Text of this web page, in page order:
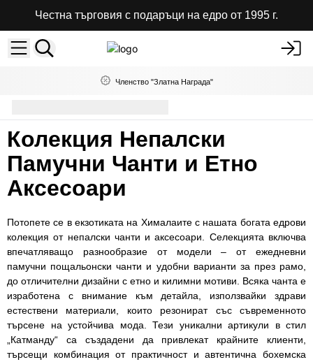
Честна търговия с подаръци на едро от 1995 г.
Членство "Златна Награда"
Колекция Непалски
Памучни Чанти и Етно
Аксесоари
Потопете се в екзотиката на Хималаите с нашата богата едрови
колекция от непалски чанти и аксесоари. Селекцията включва
впечатляващо разнообразие от модели – от ежедневни
памучни пощальонски чанти и удобни варианти за през рамо,
до отличителни дизайни с етно и килимни мотиви. Всяка чанта е
изработена с внимание към детайла, използвайки здрави
естествени материали, които резонират със съвременното
търсене на устойчива мода. Тези уникални артикули в стил
„Катманду“ са създадени да привлекат крайните клиенти,
търсещи комбинация от практичност и автентична бохемска